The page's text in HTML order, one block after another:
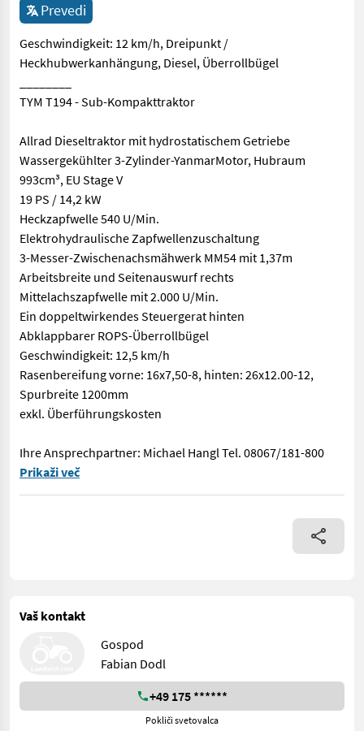
Prevedi
Geschwindigkeit: 12 km/h, Dreipunkt /
Heckhubwerkanhängung, Diesel, Überrollbügel
TYM T194 - Sub-Kompakttraktor
Allrad Dieseltraktor mit hydrostatischem Getriebe
Wassergekühlter 3-Zylinder-YanmarMotor, Hubraum
993cm³, EU Stage V
19 PS / 14,2 kW
Heckzapfwelle 540 U/Min.
Elektrohydraulische Zapfwellenzuschaltung
3-Messer-Zwischenachsmähwerk MM54 mit 1,37m
Arbeitsbreite und Seitenauswurf rechts
Mittelachszapfwelle mit 2.000 U/Min.
Ein doppeltwirkendes Steuergerat hinten
Abklappbarer ROPS-Überrollbügel
Geschwindigkeit: 12,5 km/h
Rasenbereifung vorne: 16x7,50-8, hinten: 26x12.00-12,
Spurbreite 1200mm
exkl. Überführungskosten
Ihre Ansprechpartner: Michael Hangl Tel. 08067/181-800
Geschwindigkeit: 12 km/h, Dreipunkt /
Prikaži več
Vaš kontakt
Gospod
Fabian Dodl
+49 175 ******
Pokliči svetovalca